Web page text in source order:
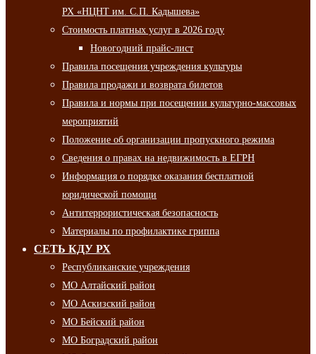
РХ «НЦНТ им. С.П. Кадышева»
Стоимость платных услуг в 2026 году
Новогодний прайс-лист
Правила посещения учреждения культуры
Правила продажи и возврата билетов
Правила и нормы при посещении культурно-массовых
мероприятий
Положение об организации пропускного режима
Сведения о правах на недвижимость в ЕГРН
Информация о порядке оказания бесплатной
юридической помощи
Антитеррористическая безопасность
Материалы по профилактике гриппа
СЕТЬ КДУ РХ
Республиканские учреждения
МО Алтайский район
МО Аскизский район
МО Бейский район
МО Боградский район